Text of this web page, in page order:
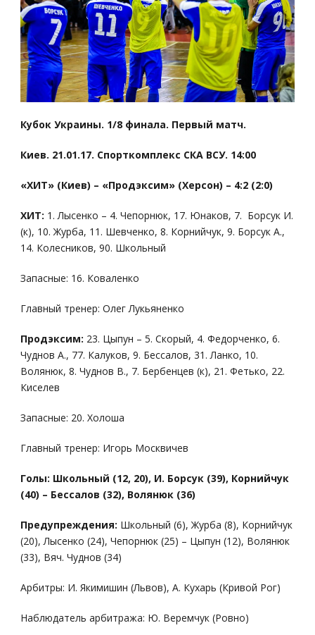
Кубок Украины. 1/8 финала. Первый матч.
Киев. 21.01.17. Спорткомплекс СКА ВСУ. 14:00
«ХИТ» (Киев) – «Продэксим» (Херсон) – 4:2 (2:0)
ХИТ: 1. Лысенко – 4. Чепорнюк, 17. Юнаков, 7. Борсук И.
(к), 10. Журба, 11. Шевченко, 8. Корнийчук, 9. Борсук А.,
14. Колесников, 90. Школьный
Запасные: 16. Коваленко
Главный тренер: Олег Лукьяненко
Продэксим: 23. Цыпун – 5. Скорый, 4. Федорченко, 6.
Чуднов А., 77. Калуков, 9. Бессалов, 31. Ланко, 10.
Волянюк, 8. Чуднов В., 7. Бербенцев (к), 21. Фетько, 22.
Киселев
Запасные: 20. Холоша
Главный тренер: Игорь Москвичев
Голы: Школьный (12, 20), И. Борсук (39), Корнийчук
(40) – Бессалов (32), Волянюк (36)
Предупреждения: Школьный (6), Журба (8), Корнийчук
(20), Лысенко (24), Чепорнюк (25) – Цыпун (12), Волянюк
(33), Вяч. Чуднов (34)
Арбитры: И. Якимишин (Львов), А. Кухарь (Кривой Рог)
Наблюдатель арбитража: Ю. Веремчук (Ровно)